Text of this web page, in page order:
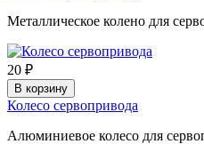
Металлическое колено для
20 ₽
В корзину
Колесо сервопривода
Алюминиевое колесо для